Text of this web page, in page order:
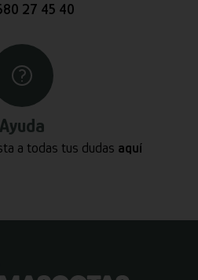
27 45 40
Ayuda
a todas tus dudas aquí